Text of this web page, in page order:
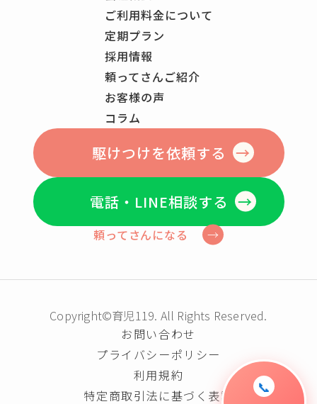
📞
ご利用料金について
定期プラン
採用情報
頼ってさんご紹介
お客様の声
コラム
駆けつけを依頼する
電話・LINE相談する
頼ってさんになる
Copyright©育児119. All Rights Reserved.
お問い合わせ
プライバシーポリシー
利用規約
特定商取引法に基づく表記